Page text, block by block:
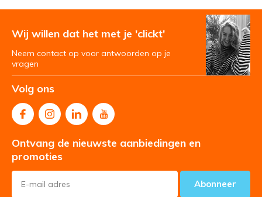
Wij willen dat het met je 'clickt'
Neem contact op voor antwoorden op je
vragen
Volg ons
Ontvang de nieuwste aanbiedingen en
promoties
Abonneer